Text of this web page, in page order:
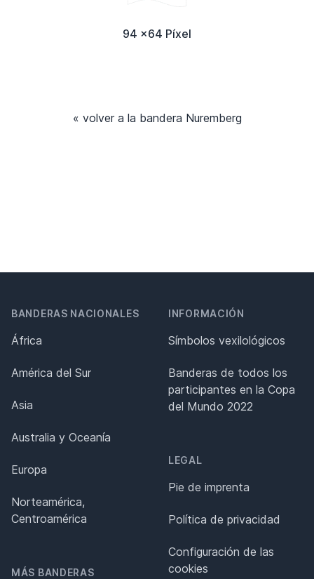
94 x64 Píxel
« volver a la bandera Nuremberg
BANDERAS NACIONALES
África
América del Sur
Asia
Australia y Oceanía
Europa
Norteamérica,
Centroamérica
MÁS BANDERAS
INFORMACIÓN
Símbolos vexilológicos
Banderas de todos los
participantes en la Copa
del Mundo 2022
LEGAL
Pie de imprenta
Política de privacidad
Configuración de las
cookies